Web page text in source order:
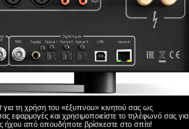
για τη χρήση του «έξυπνου» κινητού σας ως
εφαρμογές και χρησιμοποιείστε το τηλέφωνό σας για
από οπουδήποτε βρίσκεστε στο σπίτι!